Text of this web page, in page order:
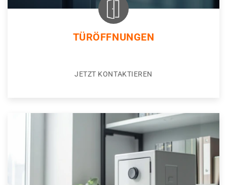
TÜRÖFFNUNGEN
JETZT KONTAKTIEREN